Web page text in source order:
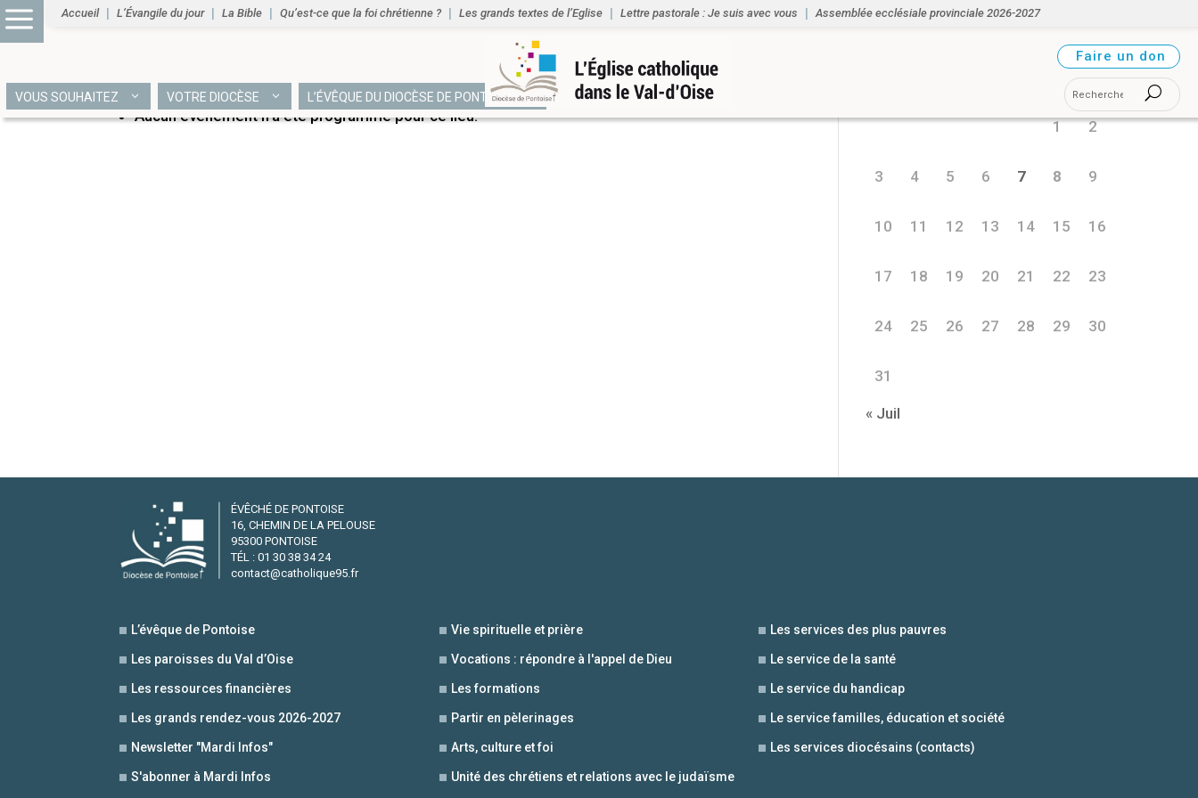
Accueil L’Évangile du jour La Bible Qu’est-ce que la foi chrétienne ? Les grands textes de l’Eglise Lettre pastorale : Je suis avec vous Assemblée ecclésiale provinciale 2026-2027
Faire un don
VOUS SOUHAITEZ VOTRE DIOCÈSE L’ÉVÊQUE DU DIOCÈSE DE PONTOISE
PROCHAINS ÉVÉNEMENTS
Aucun événement n’a été programmé pour ce lieu.
D
1 2
3 4 5 6 7 8 9
10 11 12 13 14 15 16
17 18 19 20 21 22 23
24 25 26 27 28 29 30
31
« Juil
ÉVÊCHÉ DE PONTOISE
16, CHEMIN DE LA PELOUSE
95300 PONTOISE
TÉL : 01 30 38 34 24
contact@catholique95.fr
L’évêque de Pontoise
Les paroisses du Val d’Oise
Les ressources financières
Les grands rendez-vous 2026-2027
Newsletter "Mardi Infos"
S'abonner à Mardi Infos
Vie spirituelle et prière
Vocations : répondre à l'appel de Dieu
Les formations
Partir en pèlerinages
Arts, culture et foi
Unité des chrétiens et relations avec le judaïsme
Les services des plus pauvres
Le service de la santé
Le service du handicap
Le service familles, éducation et société
Les services diocésains (contacts)